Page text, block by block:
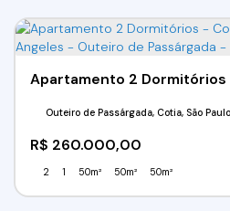
R$ 260.000,00
Outeiro de Passárgada, Cotia, São
2 1 50m² 50m² 50m²